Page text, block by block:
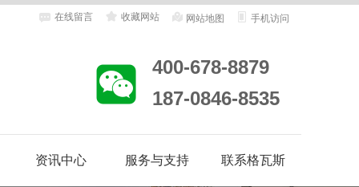
在线留言 收藏网站 网站地图 手机访问
400-678-8879
187-0846-8535
资讯中心 服务与支持 联系格瓦斯